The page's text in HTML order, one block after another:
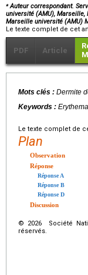
⁎Auteur correspondant.
université (AMU), Marseille,
Marseille université (AMU)
Le texte complet de cet
PDF Article
Mots clés : Dermite
Keywords :
Le texte complet de
Plan
Observation
Réponse
Réponse A
Réponse B
Réponse D
Discussion
© 2026 Société
réservés.